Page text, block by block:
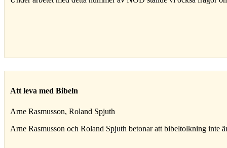
Att leva med Bibeln
Arne Rasmusson, Roland Spjuth
Arne Rasmusson och Roland Spjuth betonar att bibeltolkning inte